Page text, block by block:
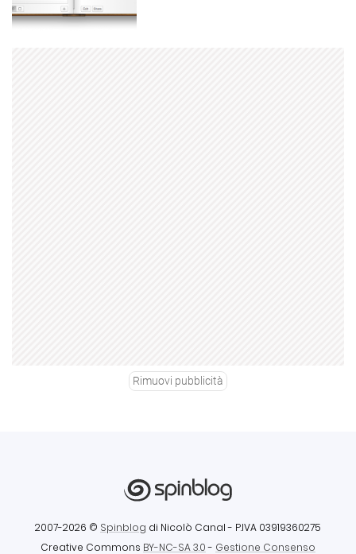
Rimuovi pubblicità
2007-2026 © Spinblog di Nicolò Canal - P.IVA 03919360275
Creative Commons BY-NC-SA 3.0- Gestione Consenso